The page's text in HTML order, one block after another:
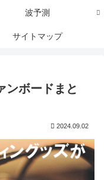
波予測
サイトマップ
ンボードまと
2024.09.02